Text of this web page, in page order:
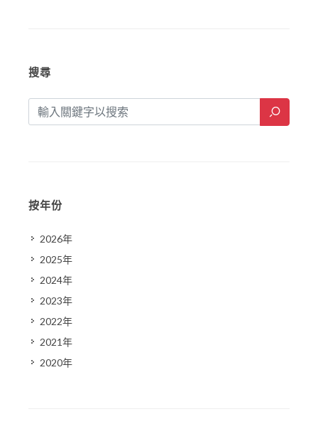
搜尋
按年份
2026年
2025年
2024年
2023年
2022年
2021年
2020年